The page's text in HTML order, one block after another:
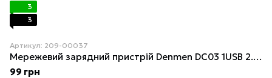
3
3
Артикул: 209-00037
Мережевий зарядний пристрій Denmen DC03 1USB 2.4A Білий
99 грн